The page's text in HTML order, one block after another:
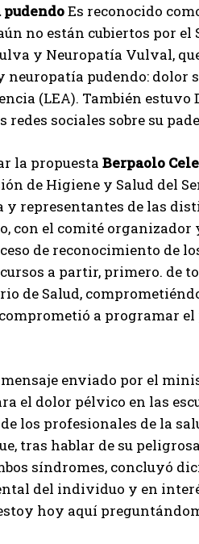
.
Es reconocido
no están cubiertos por el
y Neuropatía Vulval,
pudendo: dolor
(LEA). También
redes sociales sobre su
la propuesta Berpaolo
de Higiene y Salud del
y representantes de las
con el comité
de reconocimiento de
a partir, primero. de
de Salud,
a programar
enviado por el
el dolor pélvico en las
los profesionales de la
tras hablar de su
síndromes, concluyó
del individuo y en
hoy aquí